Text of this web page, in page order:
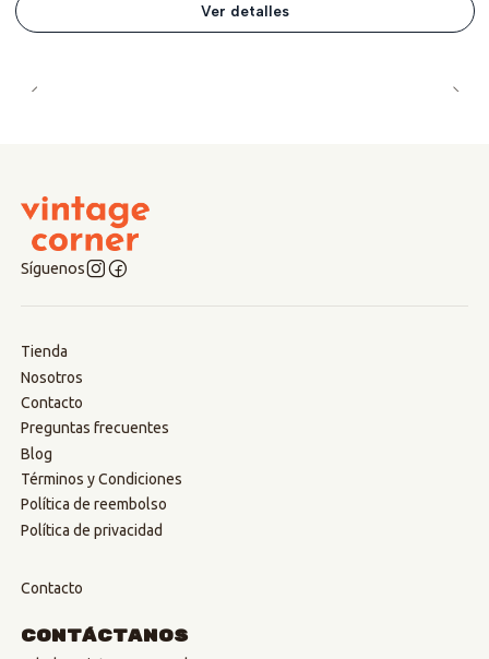
Ver detalles
Síguenos
Tienda
Nosotros
Contacto
Preguntas frecuentes
Blog
Términos y Condiciones
Política de reembolso
Política de privacidad
Contacto
Contáctanos